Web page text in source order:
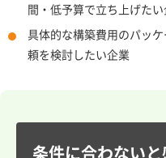
間・低予算で立ち上げたい
具体的な構築費用のパッ
頼を検討したい企業
条件に合わない